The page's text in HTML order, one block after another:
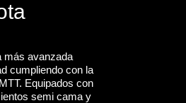
más avanzada
cumpliendo con la
Equipados con
semi cama y